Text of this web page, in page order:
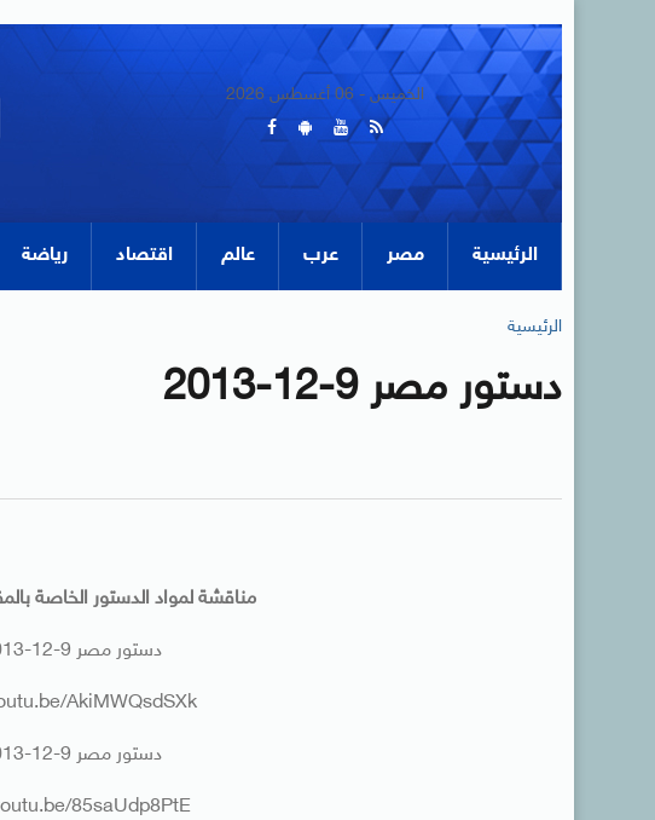
الخميس - 06 أغسطس 2026
الرئيسية مصر عرب عالم اقتصاد رياضة
الرئيسية
دستور مصر 9-12-2013
مناقشة لمواد الدستور الخاصة
دستور مصر 9-12-2013(1)
AkiMWQsdSXk
دستور مصر 9-12-2013(2)
85saUdp8PtE